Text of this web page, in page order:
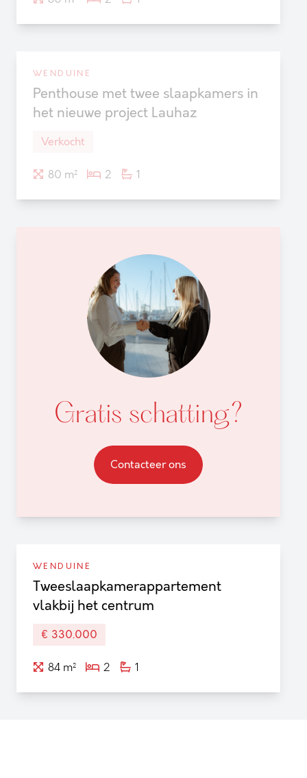
WENDUINE
Penthouse met twee slaapkamers in
het nieuwe project Lauhaz
Verkocht
80 m² 2 1
Gratis schatting?
Contacteer ons
WENDUINE
Tweeslaapkamerappartement
vlakbij het centrum
€ 330.000
84 m² 2 1